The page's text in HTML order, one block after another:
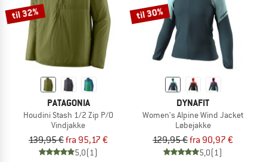
til 32%
PATAGONIA
Houdini Stash 1/2 Zip P/O
Vindjakke
139,95 €fra 95,17 €
5,0(1)
til 30%
DYNAFIT
Women's Alpine Wind Jacket
Løbejakke
129,95 €fra 90,97 €
5,0(1)